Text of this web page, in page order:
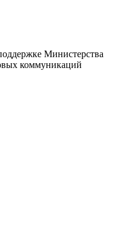
Министерства
коммуникаций